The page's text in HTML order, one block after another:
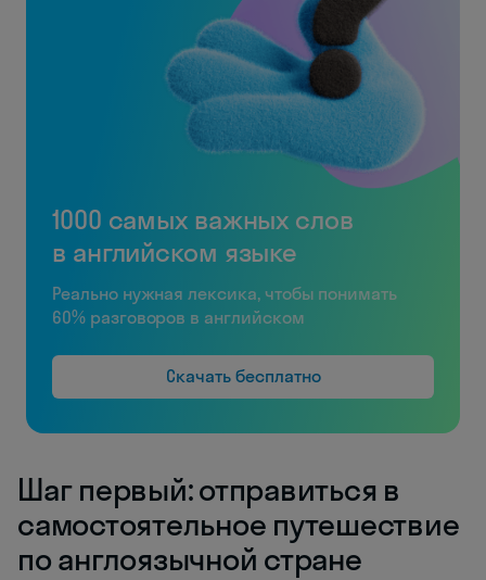
1000 самых важных слов
в английском языке
Реально нужная лексика, чтобы понимать
60% разговоров в английском
Скачать бесплатно
Шаг первый: отправиться в
самостоятельное путешествие
по англоязычной стране